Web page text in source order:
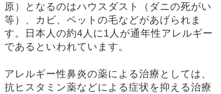
原）となるのはハウスダスト（ダニの死がい
等）、カビ、ペットの毛などがあげられま
す。日本人の約4人に1人が通年性アレルギー
であるといわれています。
アレルギー性鼻炎の薬による治療としては、
抗ヒスタミン薬などによる症状を抑える治療